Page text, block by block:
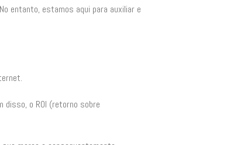
entanto, estamos aqui para auxiliar e
disso, o ROI (retorno sobre